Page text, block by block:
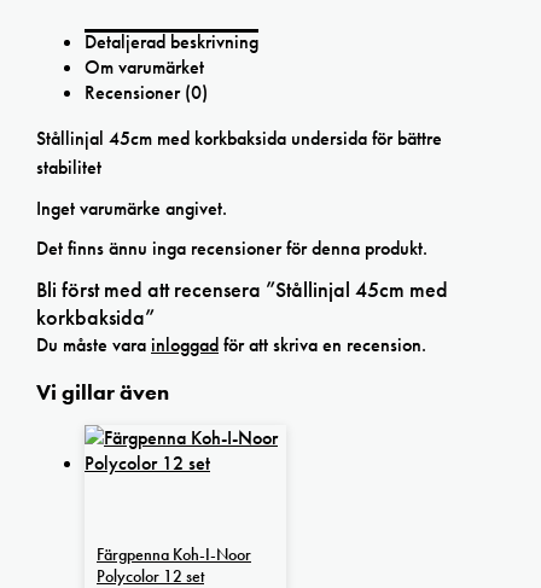
Detaljerad beskrivning
Om varumärket
Recensioner (0)
Stållinjal 45cm med korkbaksida undersida för bättre
stabilitet
Inget varumärke angivet.
Det finns ännu inga recensioner för denna produkt.
Bli först med att recensera ”Stållinjal 45cm med
korkbaksida”
Du måste varainloggadför att skriva en recension.
Vi gillar även
Färgpenna Koh-I-Noor
Polycolor 12 set